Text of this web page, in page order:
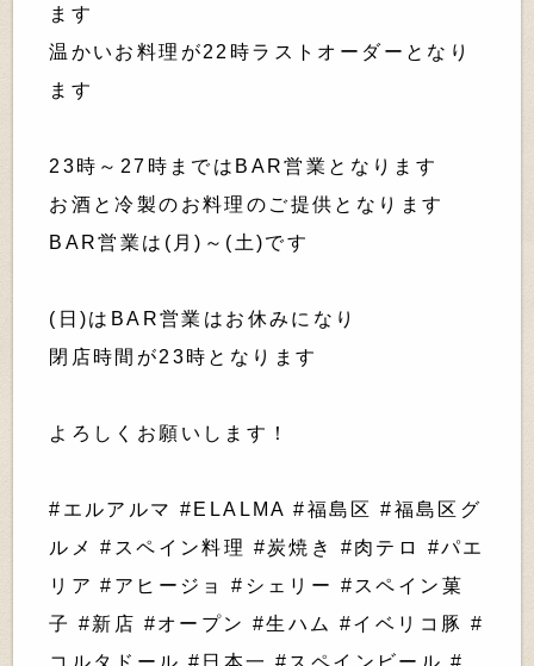
ます
温かいお料理が22時ラストオーダーとなり
ます
23時～27時まではBAR営業となります
お酒と冷製のお料理のご提供となります
BAR営業は(月)～(土)です
(日)はBAR営業はお休みになり
閉店時間が23時となります
よろしくお願いします！
#エルアルマ #ELALMA #福島区 #福島区グ
ルメ #スペイン料理 #炭焼き #肉テロ #パエ
リア #アヒージョ #シェリー #スペイン菓
子 #新店 #オープン #生ハム #イベリコ豚 #